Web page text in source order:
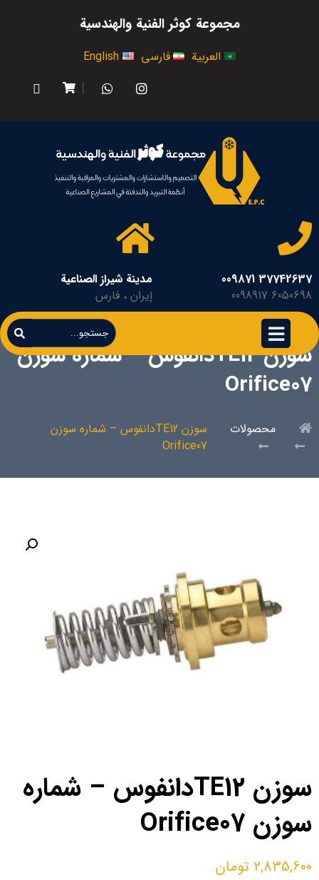
مجموعة كوثر الفنية والهندسية
العربية فارسی English
37742637 009871
6050698 0098917
مدينة شيراز الصناعية
إيران ، فارس
سوزن TE12دانفوس – شماره سوزن
Orifice07
محصولات
سوزن TE12دانفوس – شماره سوزن
Orifice07
سوزن TE12دانفوس – شماره
سوزن Orifice07
2,835,600 تومان